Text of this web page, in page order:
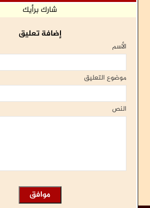
شارك برأيك
إضافة تعليق
الأسم
موضوع التعليق
النص